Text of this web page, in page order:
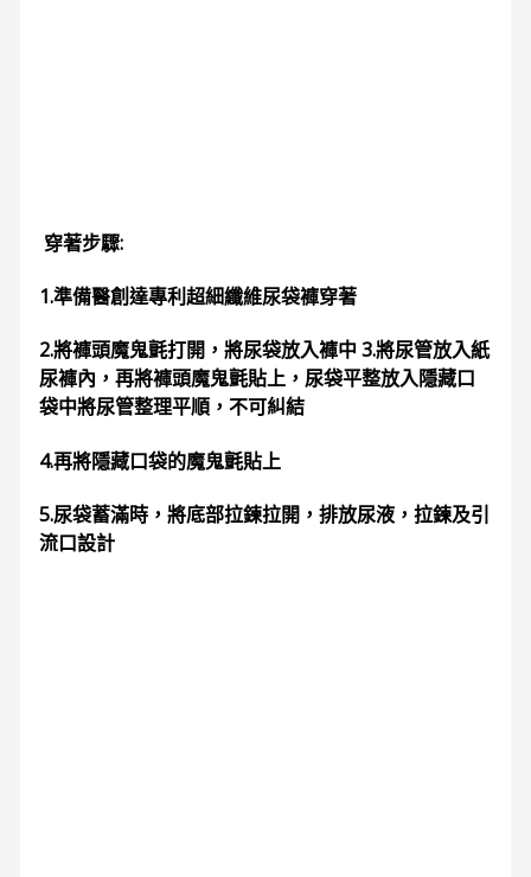
穿著步驟:
1.準備醫創達專利超細纖維尿袋褲穿著
2.將褲頭魔鬼氈打開，將尿袋放入褲中 3.將尿管放入紙
尿褲內，再將褲頭魔鬼氈貼上，尿袋平整放入隱藏口
袋中將尿管整理平順，不可糾結
4.再將隱藏口袋的魔鬼氈貼上
5.尿袋蓄滿時，將底部拉鍊拉開，排放尿液，拉鍊及引
流口設計